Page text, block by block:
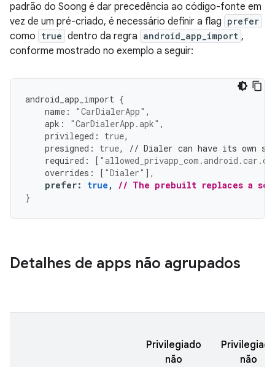
padrão do Soong é dar precedência ao código-fonte em
vez de um pré-criado, é necessário definir a flag prefer
como true dentro da regra android_app_import ,
conforme mostrado no exemplo a seguir:
android_app_import {
name : "CarDialerApp" ,
apk : "CarDialerApp.apk" ,
privileged : true,
presigned : true,
// Dialer can have its own
required : [
overrides : [ "Dialer" ],
prefer: true ,
// The prebuilt replaces a
}
Detalhes de apps não agrupados
Privilegiado
não
não